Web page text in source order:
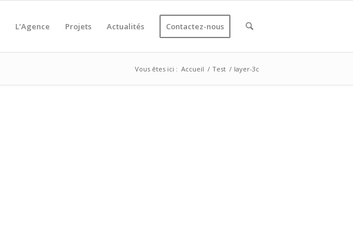
L’Agence Projets Actualités Contactez-nous
Vous êtes ici : Accueil / Test / layer-3c